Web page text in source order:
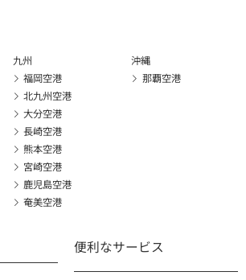
九州
福岡空港
北九州空港
大分空港
長崎空港
熊本空港
宮崎空港
鹿児島空港
奄美空港
沖縄
那覇空港
便利なサービス